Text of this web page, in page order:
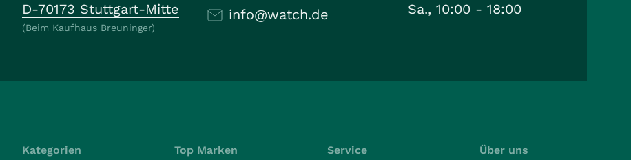
D-70173 Stuttgart-Mitte
(Beim Kaufhaus Breuninger)
info@watch.de
Sa., 10:00 - 18:00
Kategorien Top Marken Service Über uns